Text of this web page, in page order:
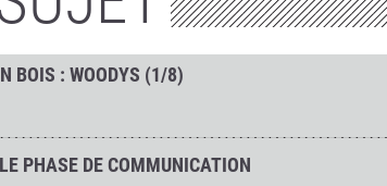
BOIS : WOODYS (1/8)
PHASE DE COMMUNICATION